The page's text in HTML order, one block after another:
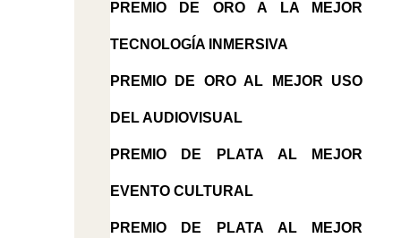
PREMIO DE ORO A LA MEJOR
TECNOLOGÍA INMERSIVA
PREMIO DE ORO AL MEJOR USO
DEL AUDIOVISUAL
PREMIO DE PLATA AL MEJOR
EVENTO CULTURAL
PREMIO DE PLATA AL MEJOR